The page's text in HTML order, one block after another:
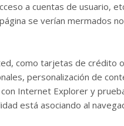
a cuentas de usuario,
se verían mermados
como tarjetas de
personalización de
Internet Explorer y
está asociando al